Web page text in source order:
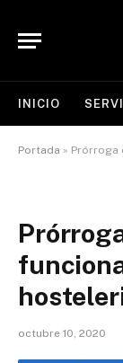
INICIO
Portada » Prórroga
octubre 10, 2020